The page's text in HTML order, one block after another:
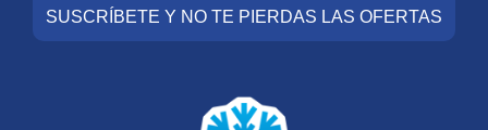
SUSCRÍBETE Y NO TE PIERDAS LAS OFERTAS